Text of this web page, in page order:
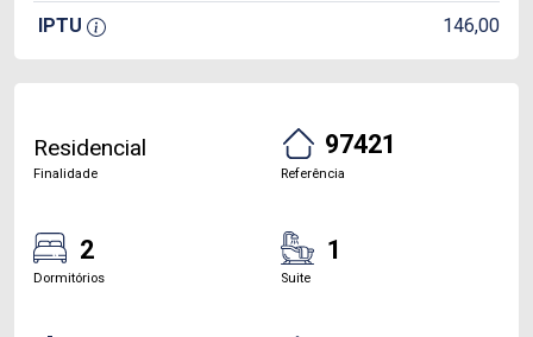
IPTU
146,00
Residencial
Finalidade
97421
Referência
2
Dormitórios
1
Suite